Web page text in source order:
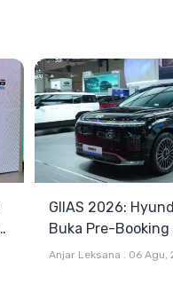
GIIAS 2026:
Buka Pre-Booking
Harga Mulai
Anjar Leksana 06 Agu,